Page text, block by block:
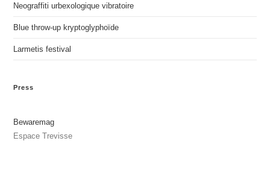
Neograffiti urbexologique vibratoire
Blue throw-up kryptoglyphoïde
Larmetis festival
Press
Bewaremag
Espace Trevisse